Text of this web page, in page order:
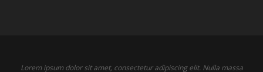
Lorem ipsum dolor sit amet, consectetur adipiscing elit. Nulla massa